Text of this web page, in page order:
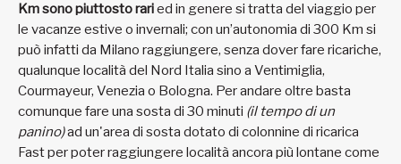
Km sono piuttosto raried in genere si tratta del viaggio per
le vacanze estive o invernali; con un’autonomia di 300 Km si
può infatti da Milano raggiungere, senza dover fare ricariche,
qualunque località del Nord Italia sino a Ventimiglia,
Courmayeur, Venezia o Bologna. Per andare oltre basta
comunque fare una sosta di 30 minuti (il tempo di un
panino)ad un'area di sosta dotato di colonnine di ricarica
Fast per poter raggiungere località ancora più lontane come